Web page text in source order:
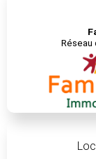
Réseau